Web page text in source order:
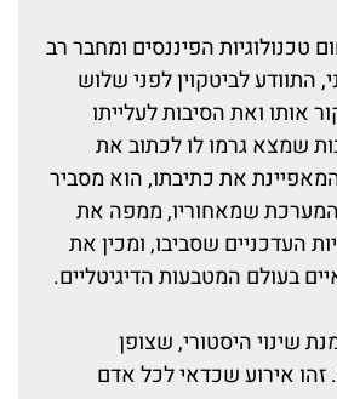
טכנולוגיות הפיננסים ומחבר רב
התוודע לביטקוין לפני שלוש
אותו ואת הסיבות לעלייתו
שמצא גרמו לו לכתוב את
את כתיבתו, הוא מסביר
שמאחוריו, ממפה את
העדכניים שסביבו, ומכין את
בעולם המטבעות הדיגיטליים.
שינוי היסטורי, שצופן
זהו אירוע שכדאי לכל אדם